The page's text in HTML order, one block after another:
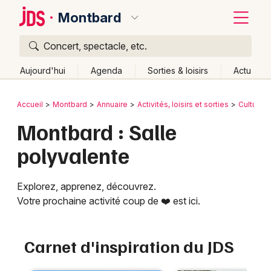
Montbard
Concert, spectacle, etc.
Aujourd'hui Agenda Sorties & loisirs Actu
Publier un événement
Grands événements
Activité & Expérience
Foires & salons
Bordeaux
Colmar
Lyon
Mulhouse
Retour
Accueil Montbard Annuaire Activités, loisirs et sorties Culture
Montbard : Salle
polyvalente
Explorez, apprenez, découvrez.
Votre prochaine activité coup de ❤️ est ici.
Carnet d'inspiration du JDS
Quoi ?
Où ?
Partout
Près de moi Changer de lieu
Quand ?
Aujourd'hui